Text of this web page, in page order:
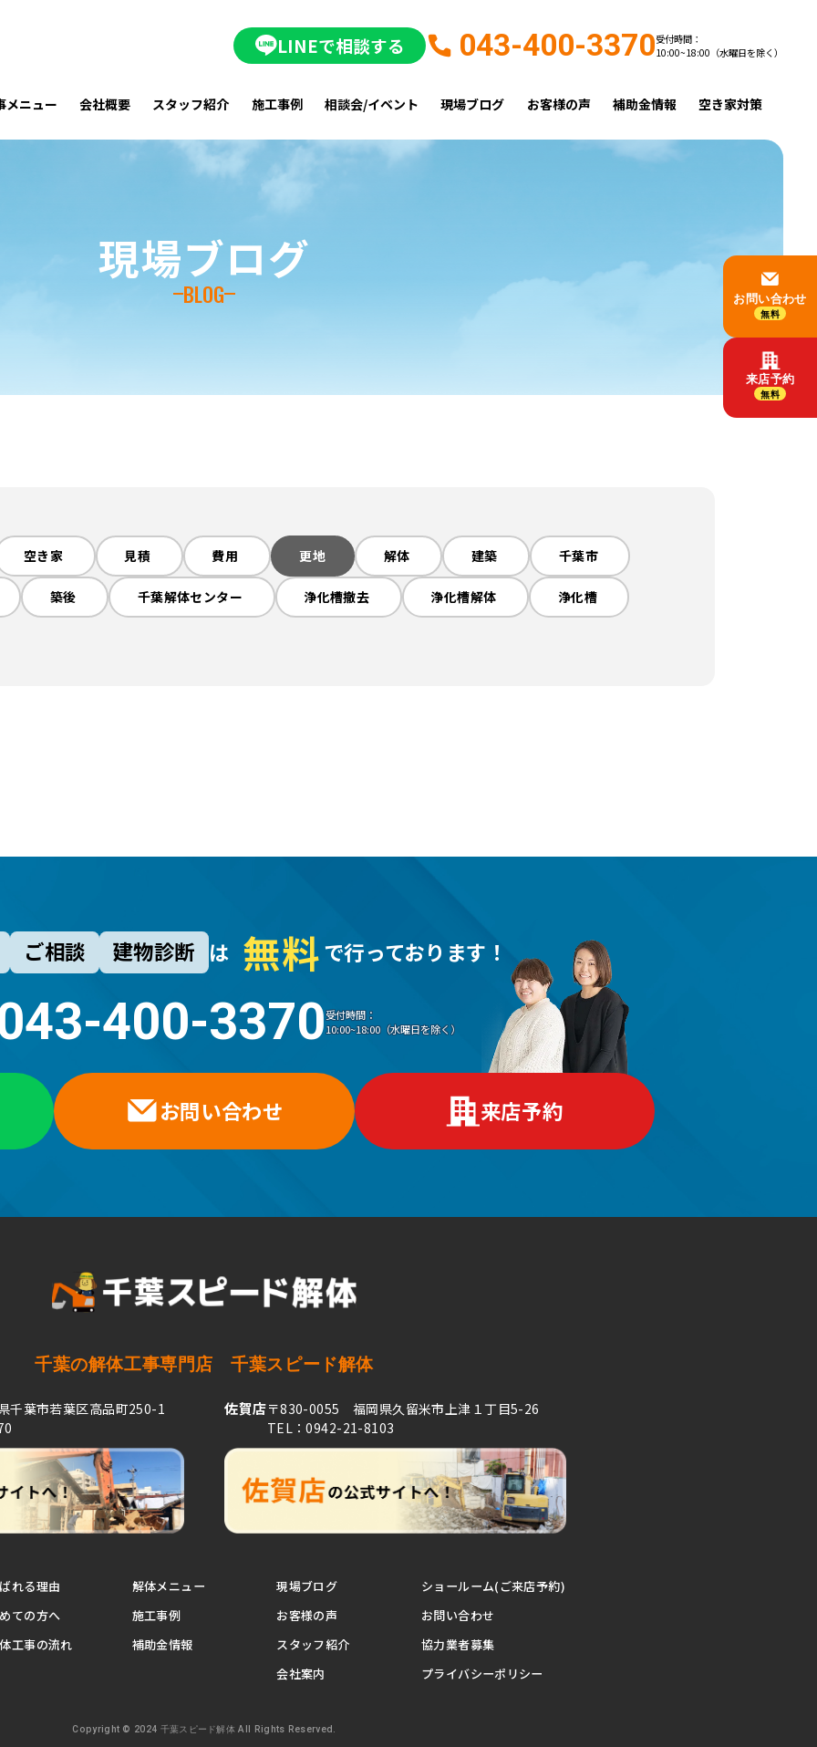
お問い合わせ
無料
来店予約
無料
LINEで相談する 043-400-3370受付時間：
10:00~18:00（水曜日を除く）
メニュー 会社概要 スタッフ紹介 施工事例 相談会/イベント 現場ブログ お客様の声 補助金情報 空き家対策
現場ブログ
BLOG
空き家 見積 費用 更地 解体 建築 千葉市
築後 千葉解体センター 浄化槽撤去 浄化槽解体 浄化槽
ご相談 建物診断 は 無料で行っております！
400-3370受付時間：
10:00~18:00（水曜日を除く）
お問い合わせ 来店予約
千葉の解体工事専門店千葉スピード解体
葉市若葉区高品町250-1
佐賀店〒830-0055 福岡県久留米市上津１丁目5-26
TEL：0942-21-8103
れる理由 解体メニュー 現場ブログ
ショールーム(ご来店予約)
ての方へ
施工事例 お客様の声
お問い合わせ
工事の流れ
補助金情報 スタッフ紹介
協力業者募集
会社案内
プライバシーポリシー
Copyright © 2024 千葉スピード解体 All Rights Reserved.